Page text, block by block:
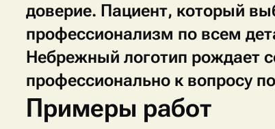
доверие. Пациент, который
профессионализм по всем
Небрежный логотип рождает
профессионально к вопросу
Примеры работ